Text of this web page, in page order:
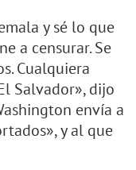
y sé lo que
a censurar. Se
Cualquiera
Salvador», dijo
envía a
y al que